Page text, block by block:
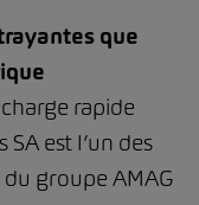
que
rapide
est l’un des
groupe AMAG